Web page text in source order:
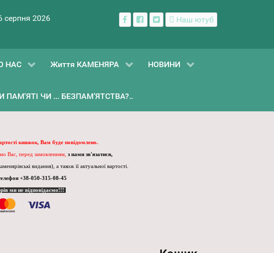
серпня 2026 Наш ютуб
НАС Життя КАМЕНЯРА НОВИНИ
ПАМ'ЯТІ ЧИ ... БЕЗПАМ’ЯТСТВА?..
книжок, Вам буде повідомлено.
Вас, перед замовленням, з нами зв'язатися,
видання), а також її актуальної вартості.
+38-050-315-08-45
ми не відповідаємо!!!